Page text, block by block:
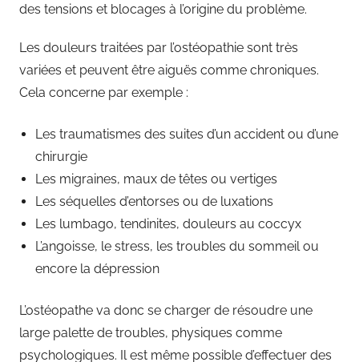
des tensions et blocages à l’origine du problème.
Les douleurs traitées par l’ostéopathie sont très
variées et peuvent être aiguës comme chroniques.
Cela concerne par exemple :
Les traumatismes des suites d’un accident ou d’une
chirurgie
Les migraines, maux de têtes ou vertiges
Les séquelles d’entorses ou de luxations
Les lumbago, tendinites, douleurs au coccyx
L’angoisse, le stress, les troubles du sommeil ou
encore la dépression
L’ostéopathe va donc se charger de résoudre une
large palette de troubles, physiques comme
psychologiques. Il est même possible d’effectuer des